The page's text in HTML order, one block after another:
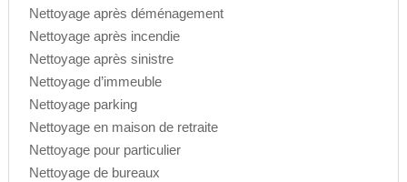
Nettoyage après déménagement
Nettoyage après incendie
Nettoyage après sinistre
Nettoyage d’immeuble
Nettoyage parking
Nettoyage en maison de retraite
Nettoyage pour particulier
Nettoyage de bureaux